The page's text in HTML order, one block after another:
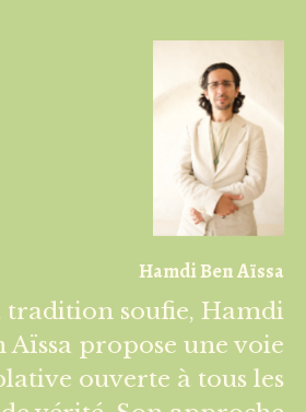
Hamdi Ben Aïssa
soufie, Hamdi
Aïssa propose une voie
ouverte à tous les